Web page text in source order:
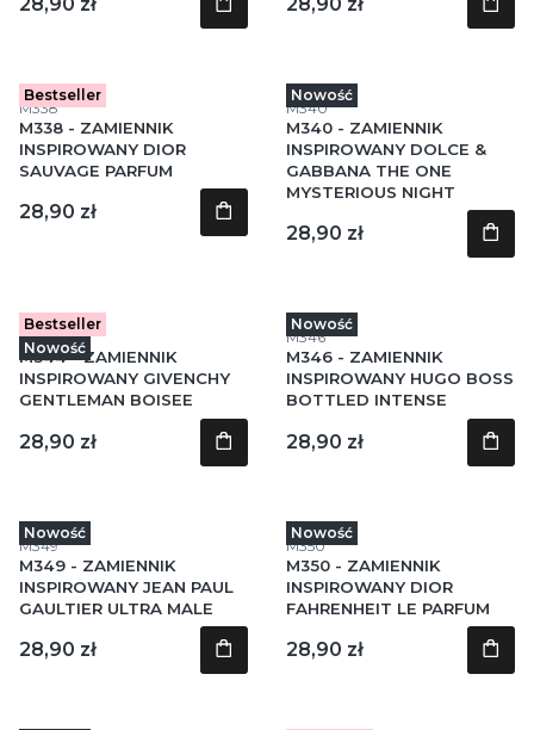
Bestseller
Kod produktu
M338
M338 - ZAMIENNIK
INSPIROWANY DIOR
SAUVAGE PARFUM
Cena
28,90 zł
Nowość
Kod produktu
M340
M340 - ZAMIENNIK
INSPIROWANY DOLCE &
GABBANA THE ONE
MYSTERIOUS NIGHT
Cena
28,90 zł
Bestseller
Nowość
Kod produktu
M344
M344 - ZAMIENNIK
INSPIROWANY GIVENCHY
GENTLEMAN BOISEE
Cena
28,90 zł
Nowość
Kod produktu
M346
M346 - ZAMIENNIK
INSPIROWANY HUGO BOSS
BOTTLED INTENSE
Cena
28,90 zł
Nowość
Kod produktu
M349
M349 - ZAMIENNIK
INSPIROWANY JEAN PAUL
GAULTIER ULTRA MALE
Cena
28,90 zł
Nowość
Kod produktu
M350
M350 - ZAMIENNIK
INSPIROWANY DIOR
FAHRENHEIT LE PARFUM
Cena
28,90 zł